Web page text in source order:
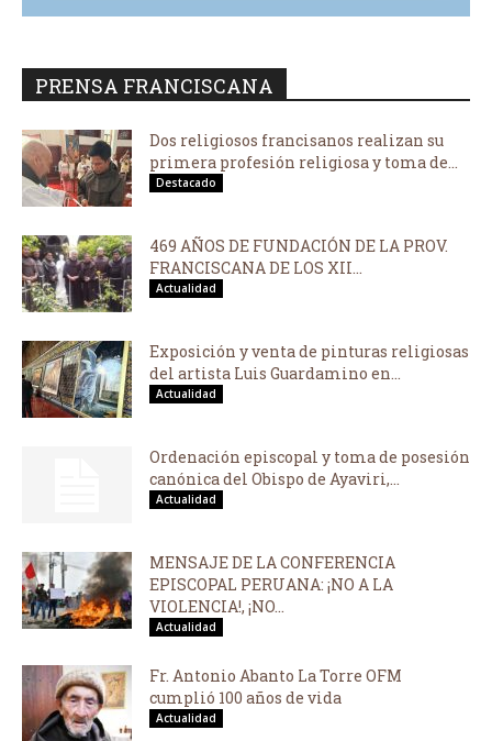
PRENSA FRANCISCANA
Dos religiosos francisanos realizan su
primera profesión religiosa y toma de...
Destacado
469 AÑOS DE FUNDACIÓN DE LA PROV.
FRANCISCANA DE LOS XII...
Actualidad
Exposición y venta de pinturas religiosas
del artista Luis Guardamino en...
Actualidad
Ordenación episcopal y toma de posesión
canónica del Obispo de Ayaviri,...
Actualidad
MENSAJE DE LA CONFERENCIA
EPISCOPAL PERUANA: ¡NO A LA
VIOLENCIA!, ¡NO...
Actualidad
Fr. Antonio Abanto La Torre OFM
cumplió 100 años de vida
Actualidad